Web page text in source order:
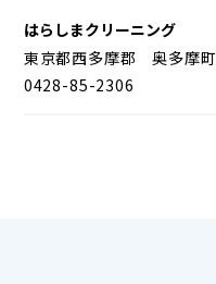
はらしまクリーニング
東京都西多摩郡 奥多摩町
0428-85-2306